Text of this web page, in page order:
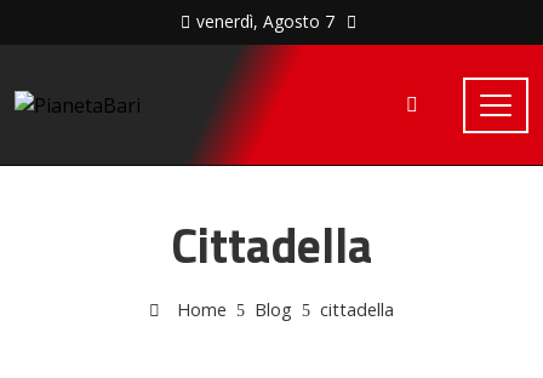
venerdì, Agosto 7
Cittadella
Home Blog cittadella